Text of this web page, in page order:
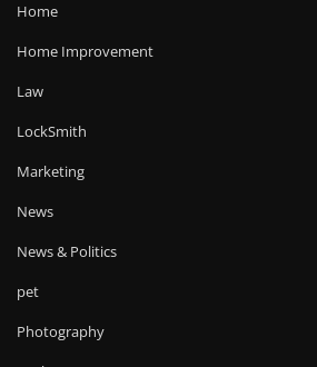
Home
Home Improvement
Law
LockSmith
Marketing
News
News & Politics
pet
Photography